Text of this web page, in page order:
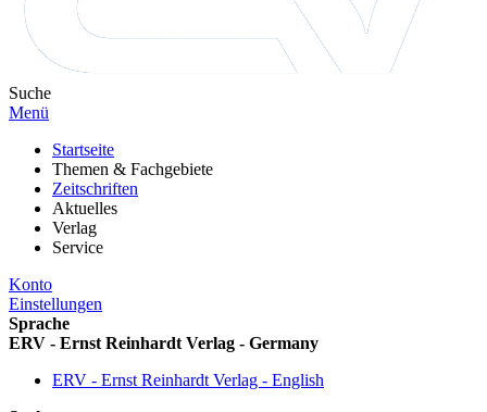
Suche
Menü
Startseite
Themen & Fachgebiete
Zeitschriften
Aktuelles
Verlag
Service
Konto
Einstellungen
Sprache
ERV - Ernst Reinhardt Verlag - Germany
ERV - Ernst Reinhardt Verlag - English